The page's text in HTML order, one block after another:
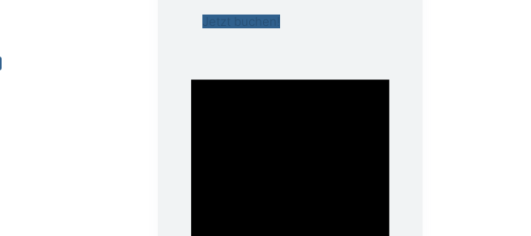
Jetzt buchen!